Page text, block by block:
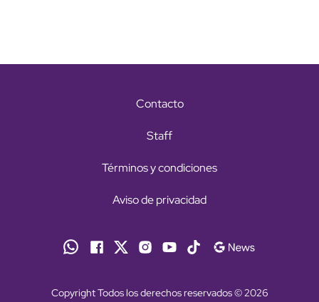
Contacto
Staff
Términos y condiciones
Aviso de privacidad
Copyright Todos los derechos reservados © 2026